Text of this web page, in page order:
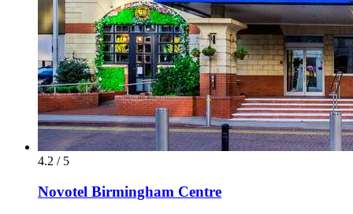
4.2 / 5
Novotel Birmingham Centre